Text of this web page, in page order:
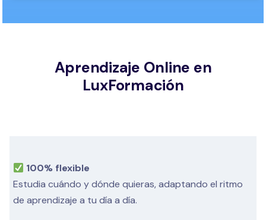
Aprendizaje Online en
LuxFormación
100% flexible
Estudia cuándo y dónde quieras, adaptando el ritmo
de aprendizaje a tu día a día.